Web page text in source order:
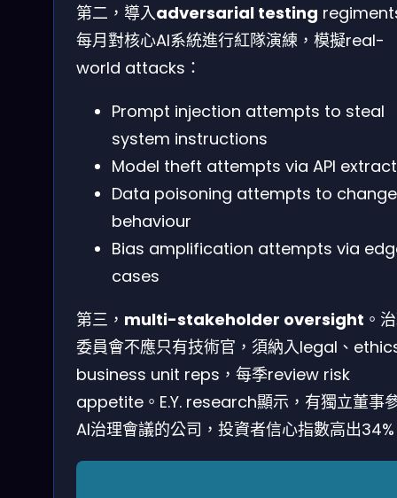
第二，導入adversarial testing
每月對核心AI系統進行紅隊演練，模擬real-
world attacks：
Prompt injection attempts to steal
system instructions
Model theft attempts via API
Data poisoning attempts to change
behaviour
Bias amplification attempts via
cases
第三， multi-stakeholder oversight 。
委員會不應只有技術官，須納入legal、
business unit reps，每季review risk
appetite。E.Y. research顯示，有獨立董事
AI治理會議的公司，投資者信心指數高出